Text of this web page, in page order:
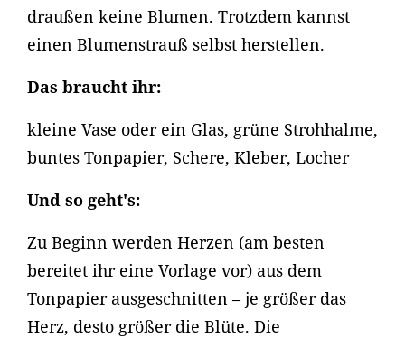
draußen keine Blumen. Trotzdem kannst
einen Blumenstrauß selbst herstellen.
Das braucht ihr:
kleine Vase oder ein Glas, grüne Strohhalme,
buntes Tonpapier, Schere, Kleber, Locher
Und so geht's:
Zu Beginn werden Herzen (am besten
bereitet ihr eine Vorlage vor) aus dem
Tonpapier ausgeschnitten – je größer das
Herz, desto größer die Blüte. Die